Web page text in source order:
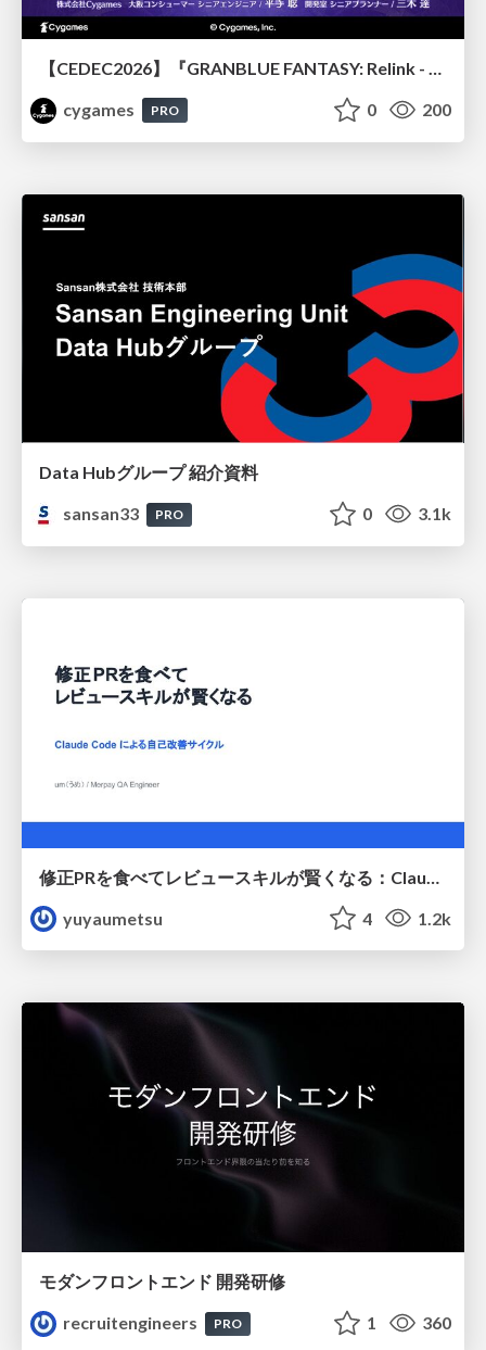
cygames
PRO 0 200
Data Hubグループ 紹介資料
sansan33
PRO 0 3.1k
yuyaumetsu
4 1.2k
モダンフロントエンド 開発研修
recruitengineers
PRO 1 360